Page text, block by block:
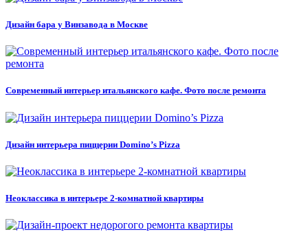
Дизайн бара у Винзавода в Москве
Современный интерьер итальянского кафе. Фото после ремонта
Дизайн интерьера пиццерии Domino’s Pizza
Неоклассика в интерьере 2-комнатной квартиры